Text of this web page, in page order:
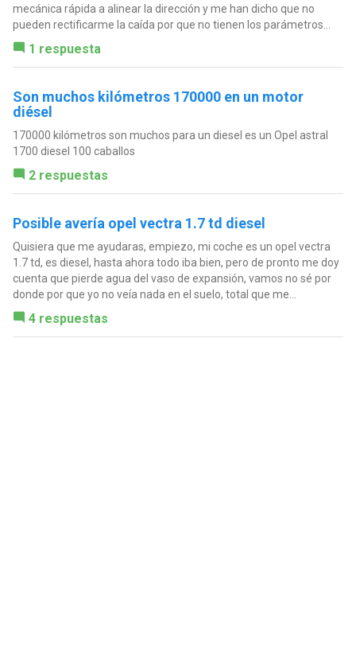
mecánica rápida a alinear la dirección y me han dicho que no
pueden rectificarme la caída por que no tienen los parámetros...
1 respuesta
Son muchos kilómetros 170000 en un motor
diésel
170000 kilómetros son muchos para un diesel es un Opel astral
1700 diesel 100 caballos
2 respuestas
Posible avería opel vectra 1.7 td diesel
Quisiera que me ayudaras, empiezo, mi coche es un opel vectra
1.7 td, es diesel, hasta ahora todo iba bien, pero de pronto me doy
cuenta que pierde agua del vaso de expansión, vamos no sé por
donde por que yo no veía nada en el suelo, total que me...
4 respuestas